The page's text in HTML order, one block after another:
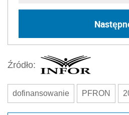
Źródło:
dofinansowanie PFRON